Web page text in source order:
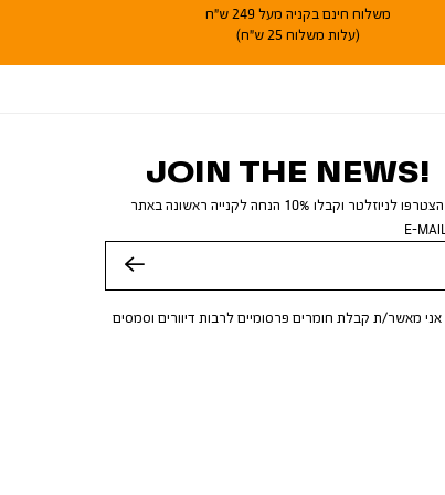
משלוח חינם בקניה מעל 249 ש"ח
(עלות משלוח 25 ש"ח)
JOIN THE NEWS!
הצטרפו לניוזלטר וקבלו 10% הנחה לקנייה ראשונה באתר
E-MAIL
אני מאשר/ת קבלת חומרים פרסומיים לרבות דיוורים וסמסים